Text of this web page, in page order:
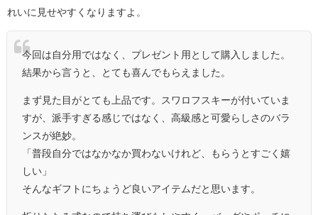
れいに見せやすくなりますよ。
今回は自分用ではなく、プレゼント用として購入しました。
結果から言うと、とても喜んでもらえました。
まず見た目がとても上品です。スワロフスキーが付いていま
すが、派手すぎる感じではなく、高級感と可愛らしさのバラ
ンスが絶妙。
「普段自分ではなかなか買わないけれど、もらうとすごく嬉
しい」
そんなギフトにちょうど良いアイテムだと思います。